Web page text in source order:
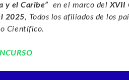
y el Caribe”
en el marco del XVII
2025, Todos los afiliados de los
Científico.